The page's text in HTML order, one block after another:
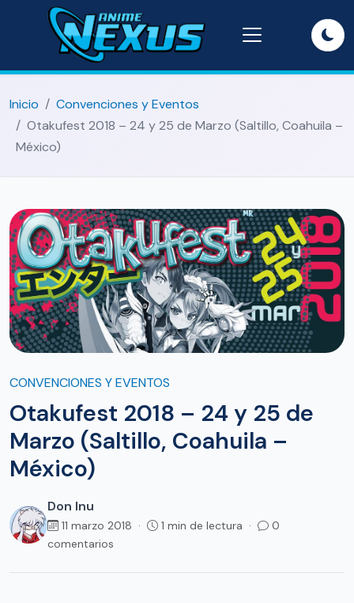
Inicio
Convenciones y Eventos
Otakufest 2018 – 24 y 25 de Marzo (Saltillo, Coahuila –
México)
CONVENCIONES Y EVENTOS
Otakufest 2018 – 24 y 25 de
Marzo (Saltillo, Coahuila –
México)
Don Inu
11 marzo 2018 · 1 min de lectura ·
0
comentarios